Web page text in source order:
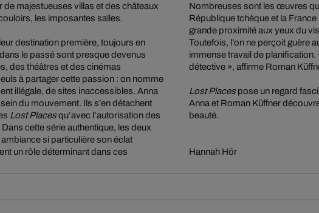
majestueuses villas et des châteaux
les imposantes salles.
destination première, toujours en
le passé sont presque devenus
des théâtres et des cinémas
à partager cette passion : on nomme
illégale, de sites inaccessibles. Anna
du mouvement. Ils s’en détachent
Lost Placesqu’avec l’autorisation des
cette série authentique, les deux
si particulière son éclat
un rôle déterminant dans ces
Nombreuses sont les œuvres
République tchèque et la
grande proximité aux yeux du
Toutefois, l’on ne perçoit guère
immense travail de
détective », affirme Roman
Lost Placespose un regard
Anna et Roman Küffner
beauté.
Hannah Hör